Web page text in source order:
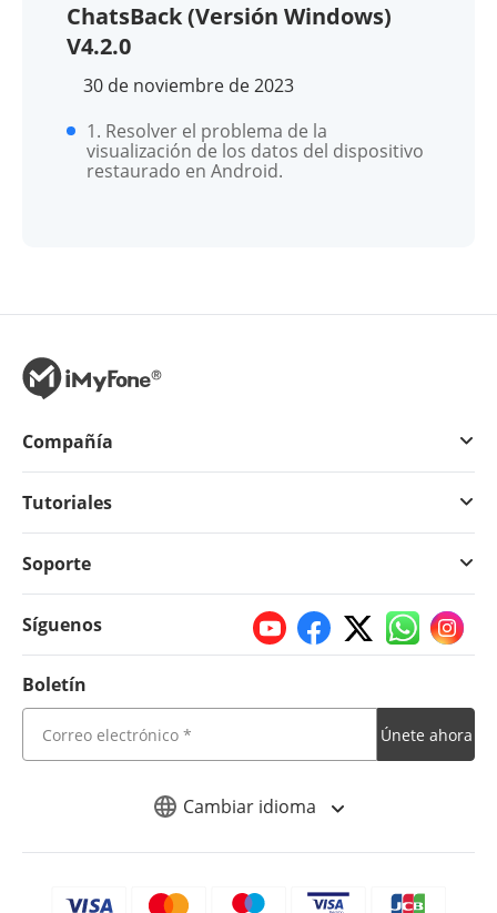
ChatsBack (Versión Windows)
V4.2.0
30 de noviembre de 2023
1. Resolver el problema de la
visualización de los datos del dispositivo
restaurado en Android.
Cambiar idioma
Compañía
Tutoriales
Soporte
Síguenos
Boletín
Únete ahora